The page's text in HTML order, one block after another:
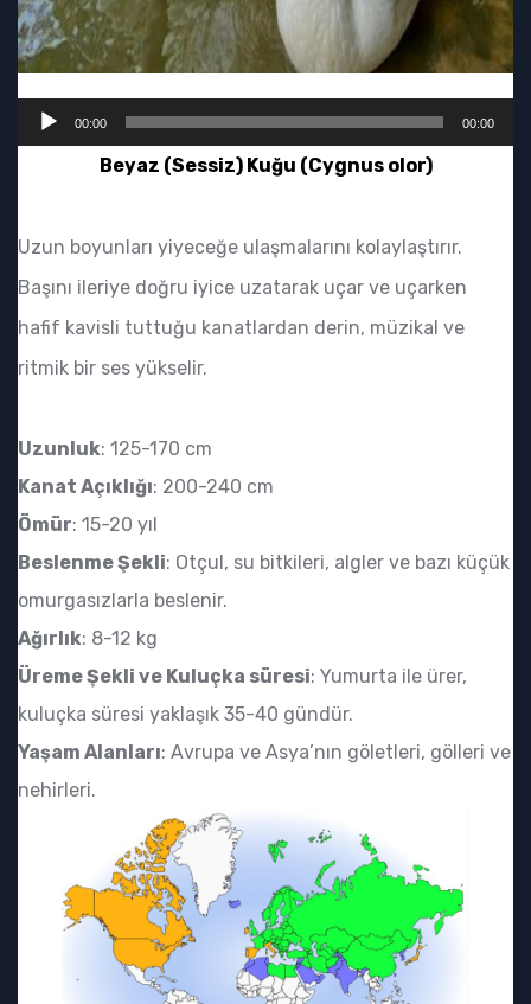
Ses
oynatıcı
00:00 00:00
Beyaz (Sessiz) Kuğu (Cygnus olor)
Uzun boyunları yiyeceğe ulaşmalarını kolaylaştırır.
Başını ileriye doğru iyice uzatarak uçar ve uçarken
hafif kavisli tuttuğu kanatlardan derin, müzikal ve
ritmik bir ses yükselir.
Uzunluk: 125-170 cm
Kanat Açıklığı: 200-240 cm
Ömür: 15-20 yıl
Beslenme Şekli: Otçul, su bitkileri, algler ve bazı küçük
omurgasızlarla beslenir.
Ağırlık: 8-12 kg
Üreme Şekli ve Kuluçka süresi: Yumurta ile ürer,
kuluçka süresi yaklaşık 35-40 gündür.
Yaşam Alanları: Avrupa ve Asya’nın göletleri, gölleri ve
nehirleri.